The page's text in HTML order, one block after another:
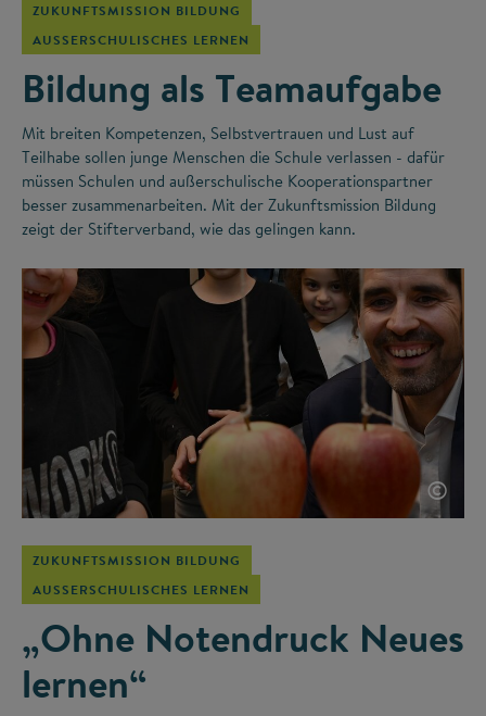
ZUKUNFTSMISSION BILDUNG
AUSSERSCHULISCHES LERNEN
Bildung als Teamaufgabe
Mit breiten Kompetenzen, Selbstvertrauen und Lust auf
Teilhabe sollen junge Menschen die Schule verlassen - dafür
müssen Schulen und außerschulische Kooperationspartner
besser zusammenarbeiten. Mit der Zukunftsmission Bildung
zeigt der Stifterverband, wie das gelingen kann.
©
ZUKUNFTSMISSION BILDUNG
AUSSERSCHULISCHES LERNEN
„Ohne Notendruck Neues
lernen“